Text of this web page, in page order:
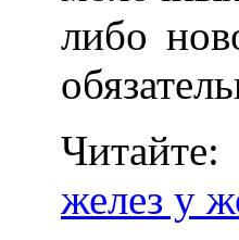
либо
Читайте:
желез у